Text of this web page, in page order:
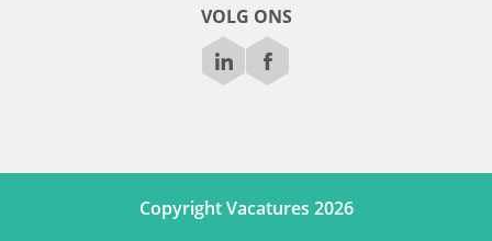
VOLG ONS
Copyright Vacatures 2026